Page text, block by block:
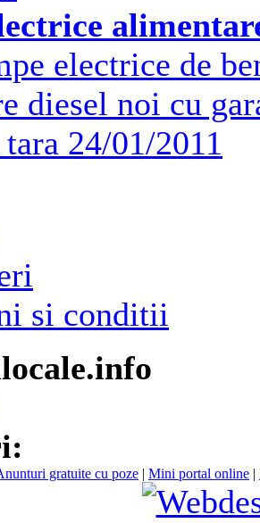
electrice de
diesel noi cu
24/01/2011
si conditii
gratuite cu poze | Mini portal online |